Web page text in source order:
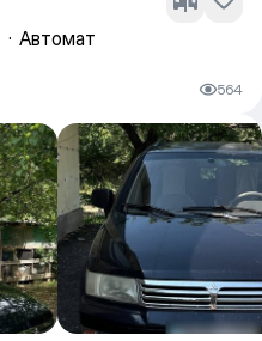
· Автомат
564